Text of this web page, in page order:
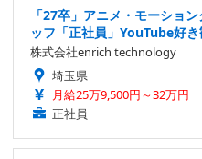
「27卒」アニメ・モーショ
ッフ「正社員」YouTube好
株式会社enrich technology
埼玉県
月給25万9,500円～32万円
正社員